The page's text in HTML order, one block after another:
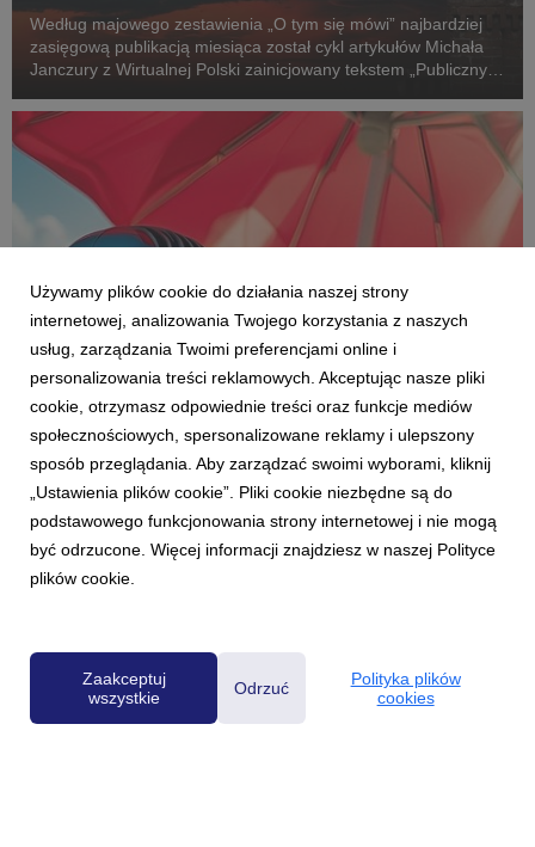
Według majowego zestawienia „O tym się mówi” najbardziej
zasięgową publikacją miesiąca został cykl artykułów Michała
Janczury z Wirtualnej Polski zainicjowany tekstem „Publiczny
Comiesięczny raport przygotowuje Instytut Mon...
AKTUALNOŚCI
Lato w Radiu ZET
26 czerwca 2026
Jak co roku Radio ZET przygotowało na wakacje bogatą ofertę
akcji antenowych i wydarzeń plenerowych. Wśród nich znajdą
się: „Wakacyjne bingo w Radiu ZET”, „Przebojowe Lato Radia
Używamy plików cookie do działania naszej strony
internetowej, analizowania Twojego korzystania z naszych
usług, zarządzania Twoimi preferencjami online i
personalizowania treści reklamowych. Akceptując nasze pliki
cookie, otrzymasz odpowiednie treści oraz funkcje mediów
społecznościowych, spersonalizowane reklamy i ulepszony
sposób przeglądania. Aby zarządzać swoimi wyborami, kliknij
„Ustawienia plików cookie”. Pliki cookie niezbędne są do
podstawowego funkcjonowania strony internetowej i nie mogą
być odrzucone. Więcej informacji znajdziesz w naszej Polityce
plików cookie.
Zaakceptuj
wszystkie
Odrzuć
Polityka plików
cookies